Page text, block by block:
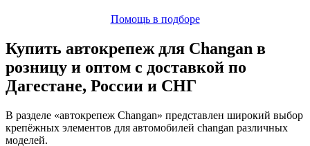
Помощь в подборе
Купить автокрепеж для Changan в
розницу и оптом с доставкой по
Дагестане, России и СНГ
В разделе «автокрепеж Changan» представлен широкий выбор
крепёжных элементов для автомобилей changan различных
моделей.